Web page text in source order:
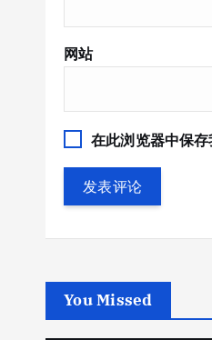
网站
在此浏览器中保
You Missed